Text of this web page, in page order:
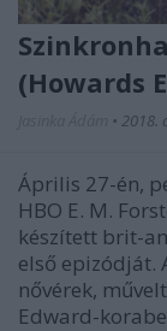
(Howards
• 2018.
Április 27-én,
HBO E. M.
készített brit-
első epizódját.
nővérek,
Edward-